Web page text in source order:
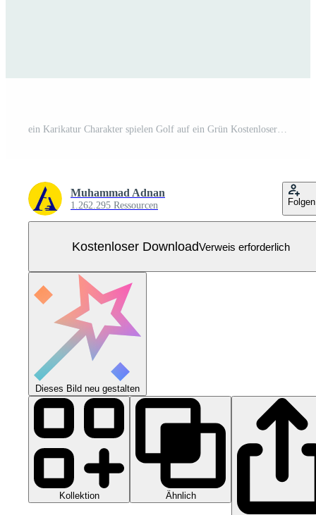
ein Karikatur Charakter spielen Golf auf ein Grün Kostenloser Vektor
Muhammad Adnan
1.262.295 Ressourcen Folgen
Kostenloser DownloadVerweis erforderlich
Dieses Bild neu gestalten
Kollektion Ähnlich